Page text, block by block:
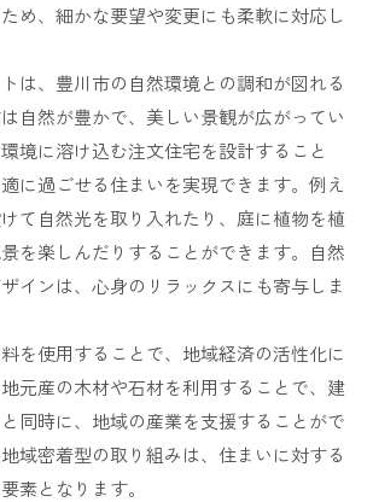
め、細かな要望や変更にも柔軟に対応し
は、豊川市の自然環境との調和が図れる
自然が豊かで、美しい景観が広がってい
境に溶け込む注文住宅を設計すること
に過ごせる住まいを実現できます。例え
て自然光を取り入れたり、庭に植物を植
を楽しんだりすることができます。自然
インは、心身のリラックスにも寄与しま
を使用することで、地域経済の活性化に
元産の木材や石材を利用することで、建
同時に、地域の産業を支援することがで
域密着型の取り組みは、住まいに対する
素となります。